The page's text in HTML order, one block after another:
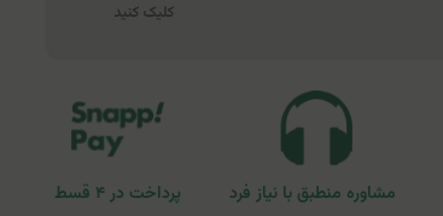
مشاوره منطبق با نیاز فرد پرداخت در ۴ قسط